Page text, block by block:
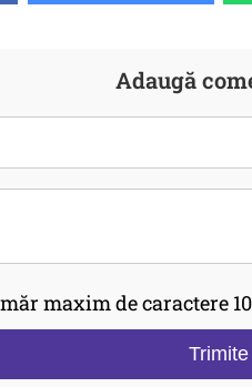
Adaugă
maxim de caractere
Trimite